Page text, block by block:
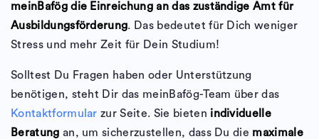
meinBafög die Einreichung an das zuständige Amt für
Ausbildungsförderung. Das bedeutet für Dich weniger
Stress und mehr Zeit für Dein Studium!
Solltest Du Fragen haben oder Unterstützung
benötigen, steht Dir das meinBafög-Team über das
Kontaktformular zur Seite. Sie bieten individuelle
Beratung an, um sicherzustellen, dass Du die maximale